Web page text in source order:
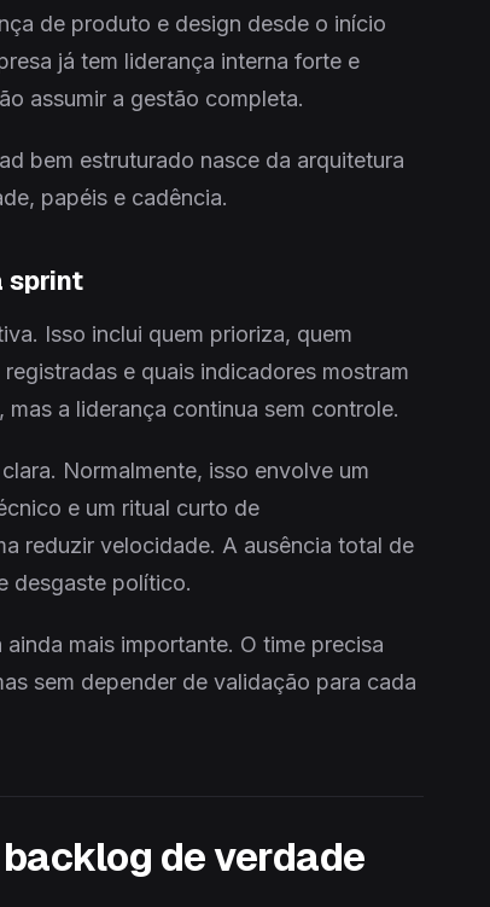
de produto e design desde o início
já tem liderança interna forte e
assumir a gestão completa.
bem estruturado nasce da arquitetura
papéis e cadência.
sprint
Isso inclui quem prioriza, quem
e quais indicadores mostram
a liderança continua sem controle.
Normalmente, isso envolve um
e um ritual curto de
reduzir velocidade. A ausência total de
desgaste político.
mais importante. O time precisa
sem depender de validação para cada
de verdade